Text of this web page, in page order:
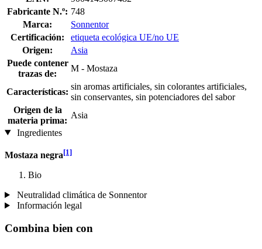
Fabricante N.º: 748
Marca:
Sonnentor
Certificación:
etiqueta ecológica UE/no UE
Origen:
Asia
Puede contener
trazas de:
M - Mostaza
Características:
sin aromas artificiales, sin colorantes artificiales,
sin conservantes, sin potenciadores del sabor
Origen de la
materia prima:
Asia
Ingredientes
Mostaza negra[1]
Bio
Neutralidad climática de Sonnentor
Información legal
Combina bien con